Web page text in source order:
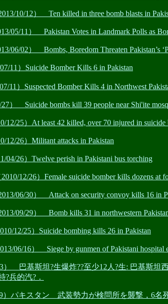
10/12） Ten killed in three bomb blasts in
05/11） Pakistan Votes in Landmark Polls as
06/02） Bombs, Boredom Threaten Pakistan’s
11）Suicide Bomber Kills 6 in Pakistan
11）Suspected Bomber Kills 4 in Northwest
） Suicide bombs kill 39 people near Shi'ite
12/25）At least 42 killed, over 70 injured in suicide
12/26）Militant attacks in Pakistan
04/26）Twelve perish in Pakistani bus torching
12/26）Female suicide bomber kills dozens at
06/30） Attack on security convoy kills 16 in
09/29） Bomb kills 31 in northwestern
12/25）Suicide bombing kills 26 in Pakistan
06/16） Siege by gunmen of Pakistani hospital
） 巴基斯坦?生爆炸??至少12人?生: 巴基斯坦
?兵的汽?．
）パキスタン 武装勢力が検問所を襲撃，6名